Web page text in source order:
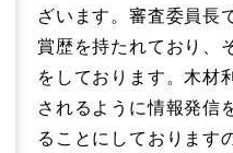
ざいます。審査委員長
賞歴を持たれており、
をしております。木材
されるように情報発信
ることにしております